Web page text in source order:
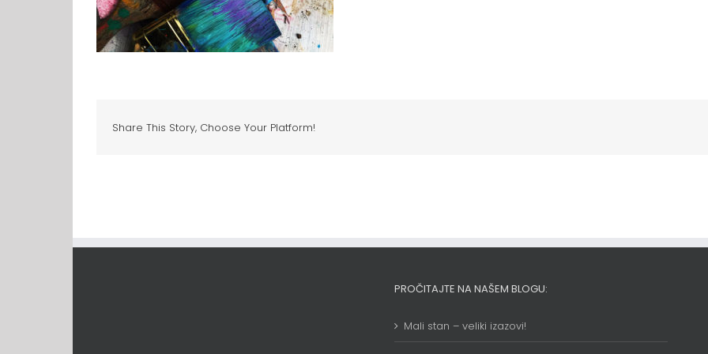
Share This Story, Choose Your Platform!
PROČITAJTE NA NAŠEM BLOGU:
Mali stan – veliki izazovi!